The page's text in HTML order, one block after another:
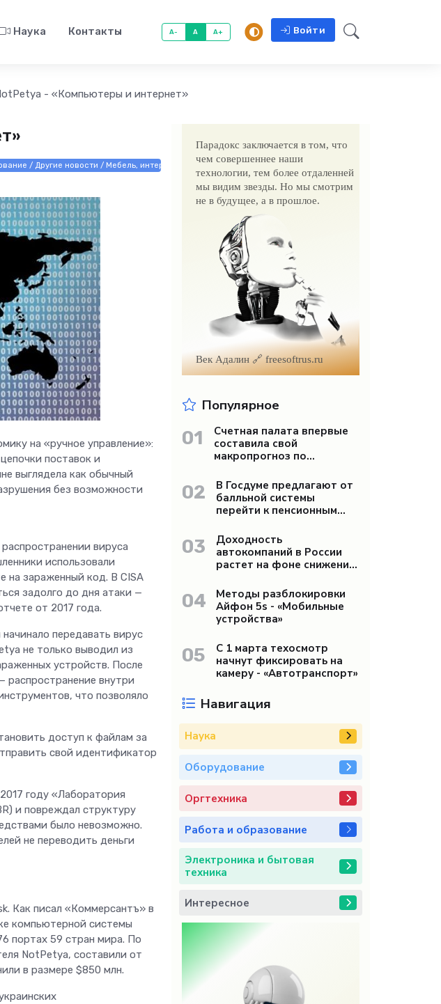
Наука Контакты A- A A+ Войти
- «Компьютеры и интернет»
/ Другие новости / Мебель, интерьер, обиход / Товары / Электроника и бытовая техника
на «ручное управление»:
поставок и
выглядела как обычный
без возможности
вируса
использовали
на зараженный код. В CISA
задолго до дня атаки —
от 2017 года.
передавать вирус
не только выводил из
устройств. После
распространение внутри
что позволяло
доступ к файлам за
свой идентификатор
году «Лаборатория
и повреждал структуру
было невозможно.
не переводить деньги
Как писал «Коммерсантъ» в
компьютерной системы
портах 59 стран мира. По
NotPetya, составили от
в размере $850 млн.
Парадокс заключается в том, что
чем совершеннее наши
технологии, тем более отдаленней
мы видим звезды. Но мы смотрим
не в будущее, а в прошлое.
Век Адалин 🔗 freesoftrus.ru
Популярное
01
Счетная палата впервые
составила свой
макропрогноз по
«Бизнес»
02
В Госдуме предлагают от
балльной системы
перейти к пенсионным
03
Доходность
автокомпаний в России
растет на фоне снижения
04
Методы разблокировки
Айфон 5s - «Мобильные
устройства»
05
С 1 марта техосмотр
начнут фиксировать на
камеру - «Автотранспорт»
Навигация
Наука
Оборудование
Оргтехника
Работа и образование
Электроника и бытовая
техника
Интересное